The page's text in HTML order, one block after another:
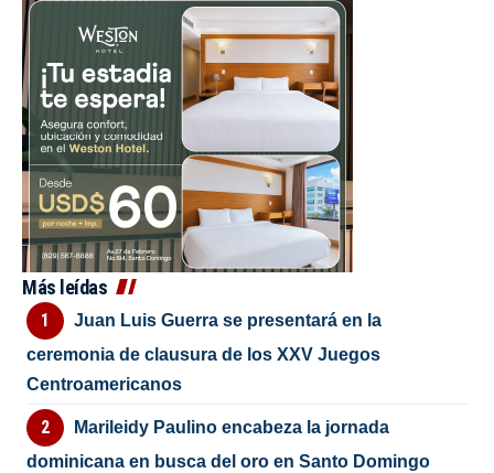
Más leídas
Juan Luis Guerra se presentará en la
ceremonia de clausura de los XXV Juegos
Centroamericanos
Marileidy Paulino encabeza la jornada
dominicana en busca del oro en Santo Domingo